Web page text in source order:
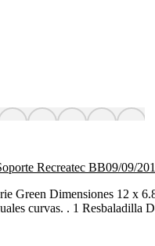
Recreatec BB09/09/
Green Dimensiones 12 x
curvas. . 1